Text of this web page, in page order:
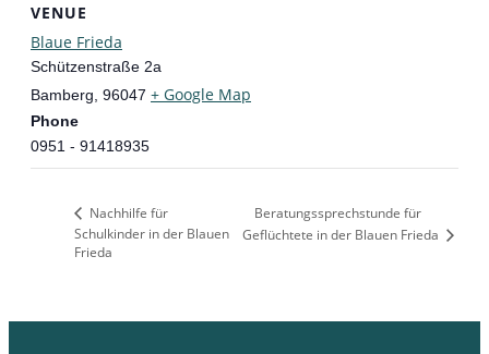
VENUE
Blaue Frieda
Schützenstraße 2a
Bamberg 96047 + Google Map
Phone
0951 - 91418935
Nachhilfe für
Schulkinder in der Blauen
Frieda
Beratungssprechstunde für
Geflüchtete in der Blauen Frieda